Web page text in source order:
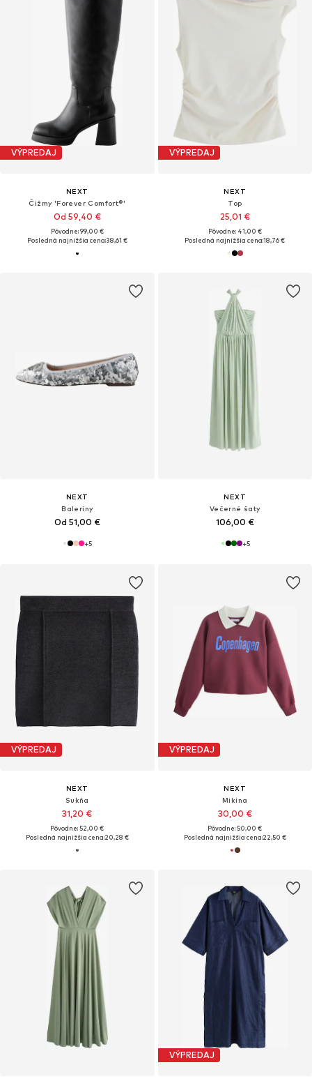
VÝPREDAJ
NEXT
Čižmy 'Forever Comfort®'
Od 59,40 €
Pôvodne: 99,00 €
Posledná najnižšia cena:38,61 €
VÝPREDAJ
NEXT
Top
25,01 €
Pôvodne: 41,00 €
Posledná najnižšia cena:18,76 €
NEXT
Baleríny
Od 51,00 €
+5
NEXT
Večerné šaty
106,00 €
+5
VÝPREDAJ
NEXT
Sukňa
31,20 €
Pôvodne: 52,00 €
Posledná najnižšia cena:20,28 €
VÝPREDAJ
NEXT
Mikina
30,00 €
Pôvodne: 50,00 €
Posledná najnižšia cena:22,50 €
VÝPREDAJ